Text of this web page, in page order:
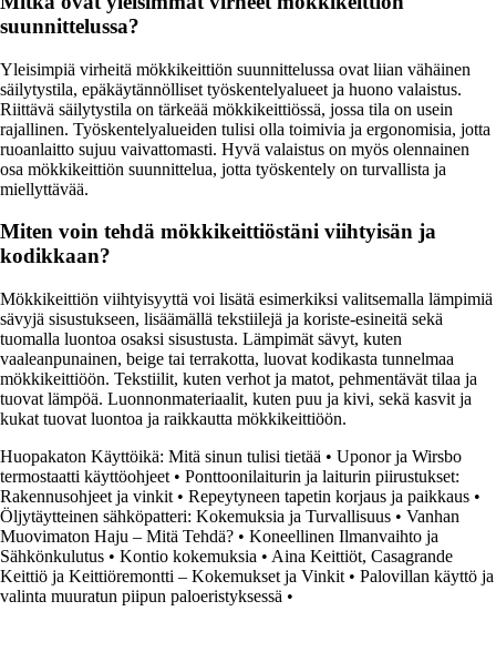
suunnittelussa?
Yleisimpiä virheitä mökkikeittiön suunnittelussa ovat liian vähäinen
säilytystila, epäkäytännölliset työskentelyalueet ja huono valaistus.
Riittävä säilytystila on tärkeää mökkikeittiössä, jossa tila on usein
rajallinen. Työskentelyalueiden tulisi olla toimivia ja ergonomisia, jotta
ruoanlaitto sujuu vaivattomasti. Hyvä valaistus on myös olennainen
osa mökkikeittiön suunnittelua, jotta työskentely on turvallista ja
miellyttävää.
Miten voin tehdä mökkikeittiöstäni viihtyisän ja
kodikkaan?
Mökkikeittiön viihtyisyyttä voi lisätä esimerkiksi valitsemalla lämpimiä
sävyjä sisustukseen, lisäämällä tekstiilejä ja koriste-esineitä sekä
tuomalla luontoa osaksi sisustusta. Lämpimät sävyt, kuten
vaaleanpunainen, beige tai terrakotta, luovat kodikasta tunnelmaa
mökkikeittiöön. Tekstiilit, kuten verhot ja matot, pehmentävät tilaa ja
tuovat lämpöä. Luonnonmateriaalit, kuten puu ja kivi, sekä kasvit ja
kukat tuovat luontoa ja raikkautta mökkikeittiöön.
Huopakaton Käyttöikä: Mitä sinun tulisi tietää • Uponor ja Wirsbo
termostaatti käyttöohjeet • Ponttoonilaiturin ja laiturin piirustukset:
Rakennusohjeet ja vinkit • Repeytyneen tapetin korjaus ja paikkaus •
Öljytäytteinen sähköpatteri: Kokemuksia ja Turvallisuus • Vanhan
Muovimaton Haju – Mitä Tehdä? • Koneellinen Ilmanvaihto ja
Sähkönkulutus • Kontio kokemuksia • Aina Keittiöt, Casagrande
Keittiö ja Keittiöremontti – Kokemukset ja Vinkit • Palovillan käyttö ja
valinta muuratun piipun paloeristyksessä •